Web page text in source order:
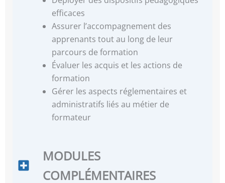
efficaces
Assurer l’accompagnement des
apprenants tout au long de leur
parcours de formation
Évaluer les acquis et les actions de
formation
Gérer les aspects réglementaires et
administratifs liés au métier de
formateur
MODULES
COMPLÉMENTAIRES